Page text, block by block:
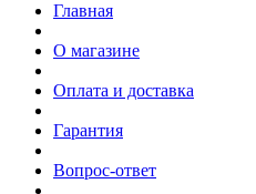
Главная
О магазине
Оплата и доставка
Гарантия
Вопрос-ответ